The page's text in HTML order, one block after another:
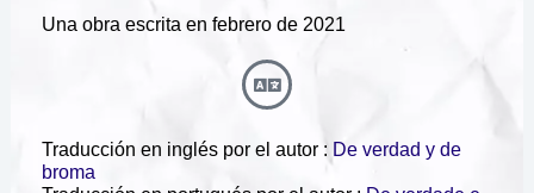
Una obra escrita en febrero de 2021
Traducción en inglés por el autor : De verdad y de
broma